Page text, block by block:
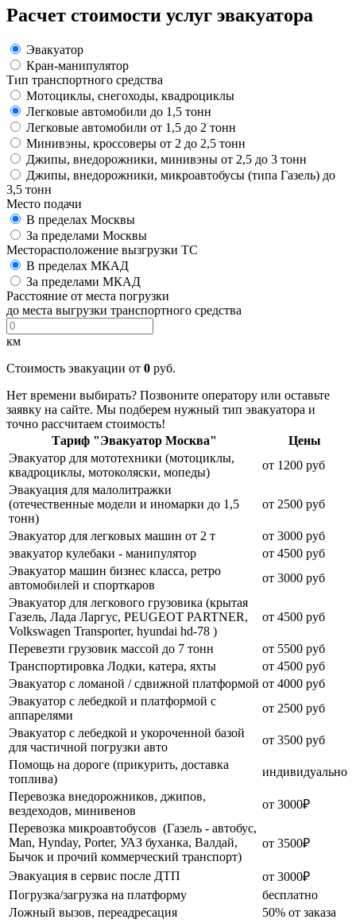
Расчет стоимости услуг эвакуатора
Эвакуатор
Кран-манипулятор
Тип транспортного средства
Мотоциклы, снегоходы, квадроциклы
Легковые автомобили до 1,5 тонн
Легковые автомобили от 1,5 до 2 тонн
Минивэны, кроссоверы от 2 до 2,5 тонн
Джипы, внедорожники, минивэны от 2,5 до 3 тонн
Джипы, внедорожники, микроавтобусы (типа Газель) до
3,5 тонн
Место подачи
В пределах Москвы
За пределами Москвы
Месторасположение вызгрузки ТС
В пределах МКАД
За пределами МКАД
Расстояние от места погрузки
до места выгрузки транспортного средства
км
Стоимость эвакуации от 0 руб.
Нет времени выбирать? Позвоните оператору или оставьте
заявку на сайте. Мы подберем нужный тип эвакуатора и
точно рассчитаем стоимость!
Тариф "Эвакуатор Москва"
Цены
Эвакуатор для мототехники (мотоциклы,
квадроциклы, мотоколяски, мопеды)
от 1200 руб
Эвакуация для малолитражки
(отечественные модели и иномарки до 1,5
тонн)
от 2500 руб
Эвакуатор для легковых машин от 2 т
от 3000 руб
эвакуатор кулебаки - манипулятор
от 4500 руб
Эвакуатор машин бизнес класса, ретро
автомобилей и спорткаров
от 3000 руб
Эвакуатор для легкового грузовика (крытая
Газель, Лада Ларгус, PEUGEOT PARTNER,
Volkswagen Transporter, hyundai hd-78 )
от 4500 руб
Перевезти грузовик массой до 7 тонн
от 5500 руб
Транспортировка Лодки, катера, яхты
от 4500 руб
Эвакуатор c ломаной / сдвижной платформой от 4000 руб
Эвакуатор с лебедкой и платформой с
аппарелями
от 2500 руб
Эвакуатор с лебедкой и укороченной базой
для частичной погрузки авто
от 3500 руб
Помощь на дороге (прикурить, доставка
топлива)
индивидуально
Перевозка внедорожников, джипов,
вездеходов, минивенов
от 3000₽
Перевозка микроавтобусов (Газель - автобус,
Man, Hynday, Porter, УАЗ буханка, Валдай,
Бычок и прочий коммерческий транспорт)
от 3500₽
Эвакуация в сервис после ДТП
от 3000₽
Погрузка/загрузка на платформу
бесплатно
Ложный вызов, переадресация
50% от заказа